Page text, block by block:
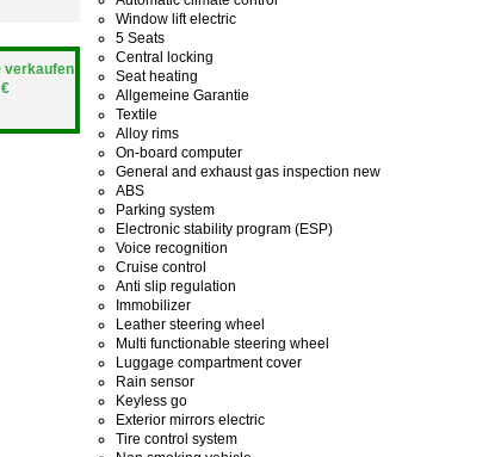
verkaufen
Window lift electric
5 Seats
Central locking
Seat heating
Allgemeine Garantie
Textile
Alloy rims
On-board computer
General and exhaust gas inspection new
ABS
Parking system
Electronic stability program (ESP)
Voice recognition
Cruise control
Anti slip regulation
Immobilizer
Leather steering wheel
Multi functionable steering wheel
Luggage compartment cover
Rain sensor
Keyless go
Exterior mirrors electric
Tire control system